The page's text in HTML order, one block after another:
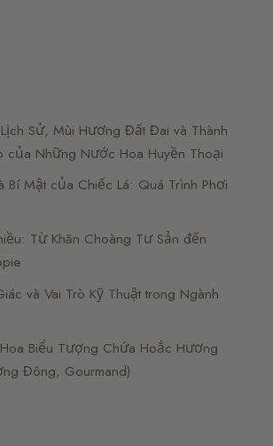
Sử, Mùi Hương Đất Đai và Thành
của Những Nước Hoa Huyền Thoại
Bí Mật của Chiếc Lá: Quá Trình Phơi
Từ Khăn Choàng Tư Sản đến
và Vai Trò Kỹ Thuật trong Ngành
Biểu Tượng Chứa Hoắc Hương
Đông, Gourmand)